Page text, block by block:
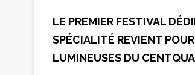
LE PREMIER FESTIVAL
SPÉCIALITÉ REVIENT
LUMINEUSES DU